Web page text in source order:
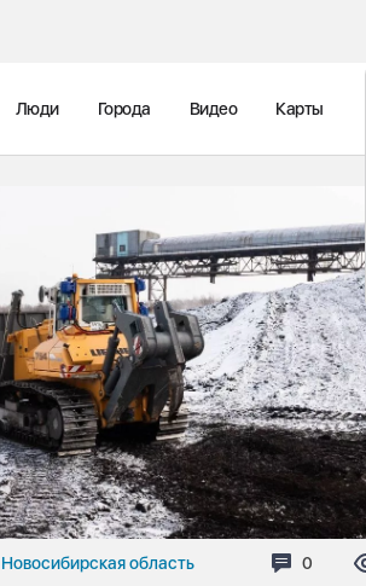
Люди Города Видео Карты
Новосибирская область 0